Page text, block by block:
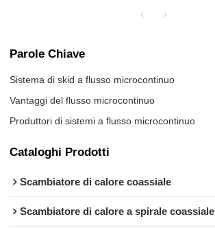
Parole Chiave
Sistema di skid a flusso microcontinuo
Vantaggi del flusso microcontinuo
Produttori di sistemi a flusso microcontinuo
Cataloghi Prodotti
Scambiatore di calore coassiale
Scambiatore di calore a spirale coassiale